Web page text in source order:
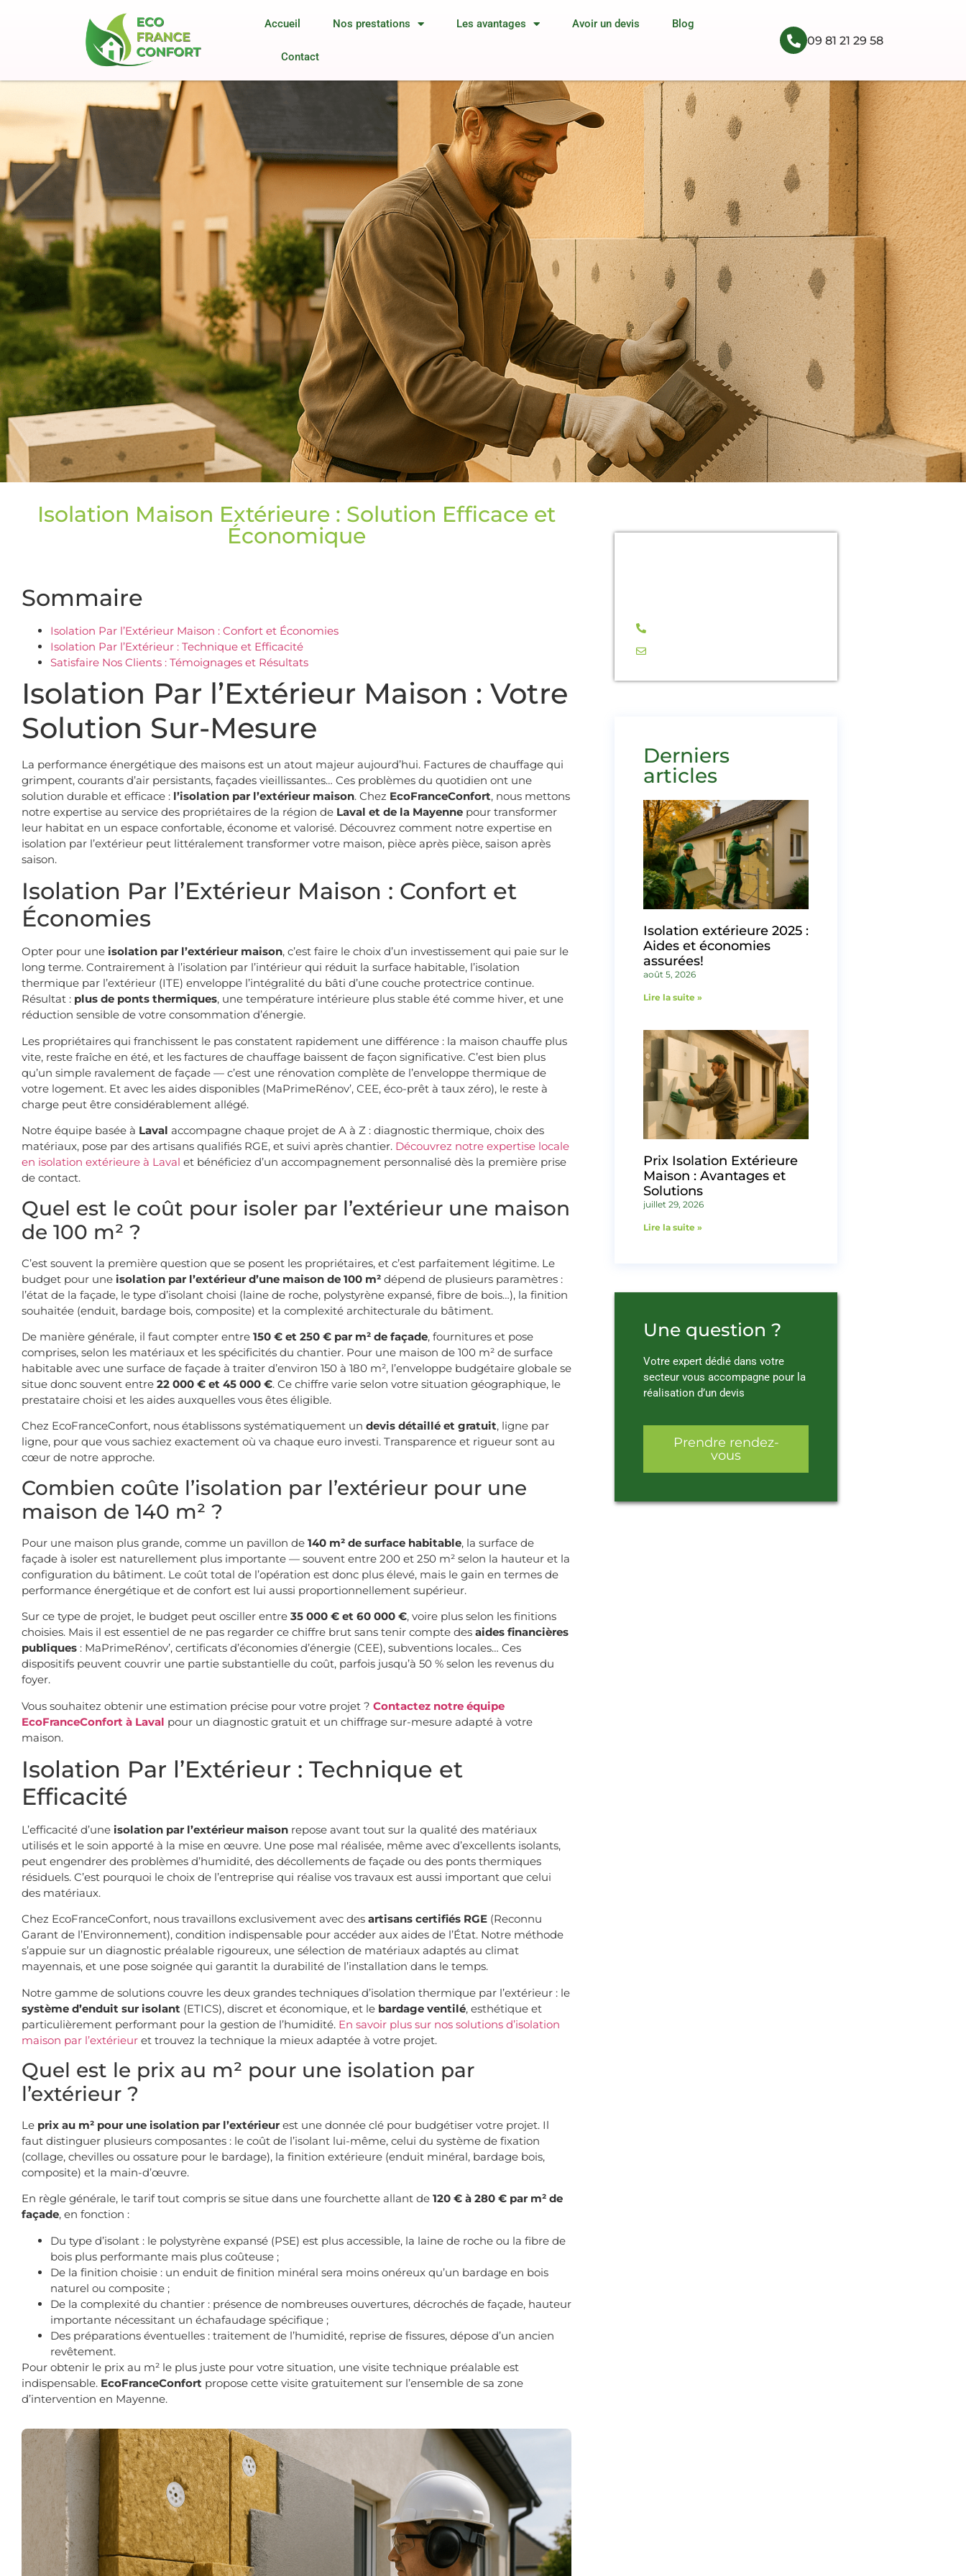
Accueil Nos prestations Les avantages Avoir un devis Blog
Contact
09 81 21 29 58
Isolation Maison Extérieure : Solution Efficace et
Économique
Sommaire
Isolation Par l’Extérieur Maison : Confort et Économies
Isolation Par l’Extérieur : Technique et Efficacité
Satisfaire Nos Clients : Témoignages et Résultats
Isolation Par l’Extérieur Maison : Votre
Solution Sur-Mesure
La performance énergétique des maisons est un atout majeur aujourd’hui. Factures de chauffage qui
grimpent, courants d’air persistants, façades vieillissantes… Ces problèmes du quotidien ont une
solution durable et efficace : l’isolation par l’extérieur maison. Chez EcoFranceConfort, nous mettons
notre expertise au service des propriétaires de la région de Laval et de la Mayenne pour transformer
leur habitat en un espace confortable, économe et valorisé. Découvrez comment notre expertise en
isolation par l’extérieur peut littéralement transformer votre maison, pièce après pièce, saison après
saison.
Isolation Par l’Extérieur Maison : Confort et
Économies
Opter pour une isolation par l’extérieur maison, c’est faire le choix d’un investissement qui paie sur le
long terme. Contrairement à l’isolation par l’intérieur qui réduit la surface habitable, l’isolation
thermique par l’extérieur (ITE) enveloppe l’intégralité du bâti d’une couche protectrice continue.
Résultat : plus de ponts thermiques, une température intérieure plus stable été comme hiver, et une
réduction sensible de votre consommation d’énergie.
Les propriétaires qui franchissent le pas constatent rapidement une différence : la maison chauffe plus
vite, reste fraîche en été, et les factures de chauffage baissent de façon significative. C’est bien plus
qu’un simple ravalement de façade — c’est une rénovation complète de l’enveloppe thermique de
votre logement. Et avec les aides disponibles (MaPrimeRénov’, CEE, éco-prêt à taux zéro), le reste à
charge peut être considérablement allégé.
Notre équipe basée à Laval accompagne chaque projet de A à Z : diagnostic thermique, choix des
matériaux, pose par des artisans qualifiés RGE, et suivi après chantier. Découvrez notre expertise locale
en isolation extérieure à Laval et bénéficiez d’un accompagnement personnalisé dès la première prise
de contact.
Quel est le coût pour isoler par l’extérieur une maison
de 100 m² ?
C’est souvent la première question que se posent les propriétaires, et c’est parfaitement légitime. Le
budget pour une isolation par l’extérieur d’une maison de 100 m² dépend de plusieurs paramètres :
l’état de la façade, le type d’isolant choisi (laine de roche, polystyrène expansé, fibre de bois…), la finition
souhaitée (enduit, bardage bois, composite) et la complexité architecturale du bâtiment.
De manière générale, il faut compter entre 150 € et 250 € par m² de façade, fournitures et pose
comprises, selon les matériaux et les spécificités du chantier. Pour une maison de 100 m² de surface
habitable avec une surface de façade à traiter d’environ 150 à 180 m², l’enveloppe budgétaire globale se
situe donc souvent entre 22 000 € et 45 000 €. Ce chiffre varie selon votre situation géographique, le
prestataire choisi et les aides auxquelles vous êtes éligible.
Chez EcoFranceConfort, nous établissons systématiquement un devis détaillé et gratuit, ligne par
ligne, pour que vous sachiez exactement où va chaque euro investi. Transparence et rigueur sont au
cœur de notre approche.
Combien coûte l’isolation par l’extérieur pour une
maison de 140 m² ?
Pour une maison plus grande, comme un pavillon de 140 m² de surface habitable, la surface de
façade à isoler est naturellement plus importante — souvent entre 200 et 250 m² selon la hauteur et la
configuration du bâtiment. Le coût total de l’opération est donc plus élevé, mais le gain en termes de
performance énergétique et de confort est lui aussi proportionnellement supérieur.
Sur ce type de projet, le budget peut osciller entre 35 000 € et 60 000 €, voire plus selon les finitions
choisies. Mais il est essentiel de ne pas regarder ce chiffre brut sans tenir compte des aides financières
publiques : MaPrimeRénov’, certificats d’économies d’énergie (CEE), subventions locales… Ces
dispositifs peuvent couvrir une partie substantielle du coût, parfois jusqu’à 50 % selon les revenus du
foyer.
Vous souhaitez obtenir une estimation précise pour votre projet ? Contactez notre équipe
EcoFranceConfort à Laval pour un diagnostic gratuit et un chiffrage sur-mesure adapté à votre
maison.
Isolation Par l’Extérieur : Technique et
Efficacité
L’efficacité d’une isolation par l’extérieur maison repose avant tout sur la qualité des matériaux
utilisés et le soin apporté à la mise en œuvre. Une pose mal réalisée, même avec d’excellents isolants,
peut engendrer des problèmes d’humidité, des décollements de façade ou des ponts thermiques
résiduels. C’est pourquoi le choix de l’entreprise qui réalise vos travaux est aussi important que celui
des matériaux.
Chez EcoFranceConfort, nous travaillons exclusivement avec des artisans certifiés RGE (Reconnu
Garant de l’Environnement), condition indispensable pour accéder aux aides de l’État. Notre méthode
s’appuie sur un diagnostic préalable rigoureux, une sélection de matériaux adaptés au climat
mayennais, et une pose soignée qui garantit la durabilité de l’installation dans le temps.
Notre gamme de solutions couvre les deux grandes techniques d’isolation thermique par l’extérieur : le
système d’enduit sur isolant (ETICS), discret et économique, et le bardage ventilé, esthétique et
particulièrement performant pour la gestion de l’humidité. En savoir plus sur nos solutions d’isolation
maison par l’extérieur et trouvez la technique la mieux adaptée à votre projet.
Quel est le prix au m² pour une isolation par
l’extérieur ?
Le prix au m² pour une isolation par l’extérieur est une donnée clé pour budgétiser votre projet. Il
faut distinguer plusieurs composantes : le coût de l’isolant lui-même, celui du système de fixation
(collage, chevilles ou ossature pour le bardage), la finition extérieure (enduit minéral, bardage bois,
composite) et la main-d’œuvre.
En règle générale, le tarif tout compris se situe dans une fourchette allant de 120 € à 280 € par m² de
façade, en fonction :
Du type d’isolant : le polystyrène expansé (PSE) est plus accessible, la laine de roche ou la fibre de
bois plus performante mais plus coûteuse ;
De la finition choisie : un enduit de finition minéral sera moins onéreux qu’un bardage en bois
naturel ou composite ;
De la complexité du chantier : présence de nombreuses ouvertures, décrochés de façade, hauteur
importante nécessitant un échafaudage spécifique ;
Des préparations éventuelles : traitement de l’humidité, reprise de fissures, dépose d’un ancien
revêtement.
Pour obtenir le prix au m² le plus juste pour votre situation, une visite technique préalable est
indispensable. EcoFranceConfort propose cette visite gratuitement sur l’ensemble de sa zone
d’intervention en Mayenne.
Derniers
articles
Isolation extérieure 2025 :
Aides et économies
assurées!
août 5, 2026
Lire la suite »
Prix Isolation Extérieure
Maison : Avantages et
Solutions
juillet 29, 2026
Lire la suite »
Une question ?
Votre expert dédié dans votre
secteur vous accompagne pour la
réalisation d’un devis
Prendre rendez-
vous